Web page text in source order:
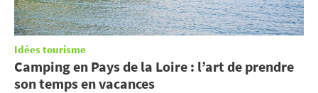
Idées tourisme
Camping en Pays de la Loire : l’art de prendre
son temps en vacances